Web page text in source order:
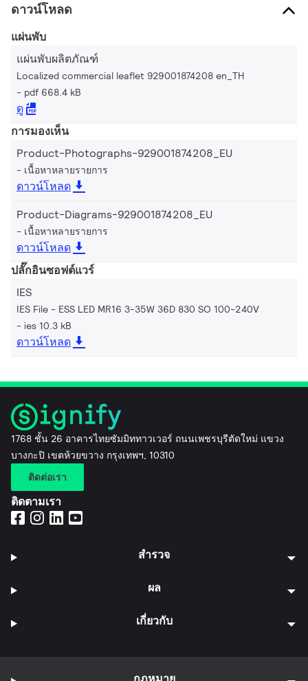
ดาวน์โหลด
แผ่นพับ
แผ่นพับผลิตภัณฑ์
Localized commercial leaflet 929001874208 en_TH
pdf 668.4 kB
ดู
การมองเห็น
Product-Photographs-929001874208_EU
เนื้อหาหลายรายการ
ดาวน์โหลด
Product-Diagrams-929001874208_EU
เนื้อหาหลายรายการ
ดาวน์โหลด
ปลั๊กอินซอฟต์แวร์
IES
IES File - ESS LED MR16 3-35W 36D 830 SO 100-240V
ies 10.3 kB
ดาวน์โหลด
1768 ชั้น 26 อาคารไทยซัมมิททาวเวอร์ ถนนเพชรบุรีตัดใหม่ แขวง
บางกะปิ เขตห้วยขวาง กรุงเทพฯ, 10310
ติดต่อเรา
ติดตามเรา
สำรวจ
ผล
เกี่ยวกับ